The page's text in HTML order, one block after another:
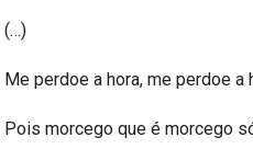
(…)
Me perdoe a hora, me perdoe a
Pois morcego que é morcego